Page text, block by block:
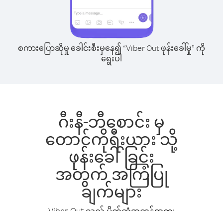
စကားပြောဆိုမှု ခေါင်းစီးမှနေ၍ “Viber Out ဖုန်းခေါ်မှု” ကို
ရွေးပါ
ဂီးနီ-ဘီစောင်း မှ
တောင်ကိုရီးယား သို့
ဖုန်းခေါ်ခြင်း
အတွက် အကြံပြု
ချက်များ